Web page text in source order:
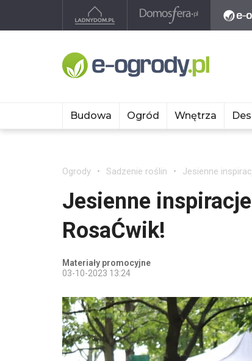
Budowa Ogród Wnętrza
Ogrody Sadzenie roślin Jesienne
Jesienne
RosaĆwik!
Materiały promocyjne
03-10-2023 13:24